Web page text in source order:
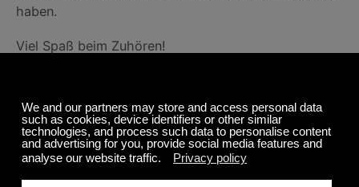
haben.
Viel Spaß beim Zuhören!
Teilen